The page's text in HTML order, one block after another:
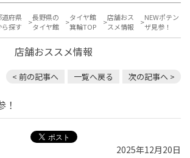
道府県
ら探す
長野県の
タイヤ館
タイヤ館
箕輪TOP
店舗おス
スメ情報
NEWポテン
ザ見参！
店舗おススメ情報
< 前の記事へ 一覧へ戻る 次の記事へ >
2025年12月20日